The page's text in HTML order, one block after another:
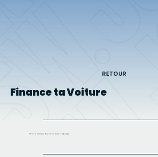
Finance ta Voiture
RETOUR
Financement Automobile à Joliette